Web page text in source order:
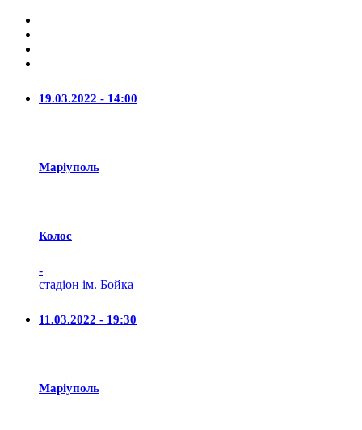
19.03.2022 - 14:00
Маріуполь
Колос
-
стадіон ім. Бойка
11.03.2022 - 19:30
Маріуполь